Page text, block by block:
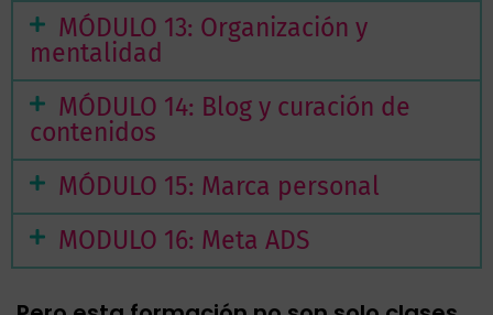
MÓDULO 13: Organización y
mentalidad
MÓDULO 14: Blog y curación de
contenidos
MÓDULO 15: Marca personal
MODULO 16: Meta ADS